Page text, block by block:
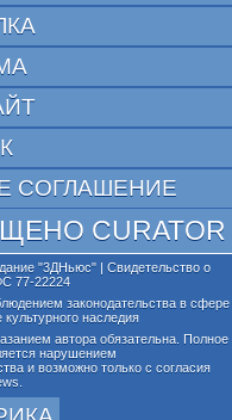
СОГЛАШЕНИЕ
CURATOR
"3ДНьюс" | Свидетельство о
77-22224
законодательства в сфере
наследия
автора обязательна. Полное
нарушением
и возможно только с согласия